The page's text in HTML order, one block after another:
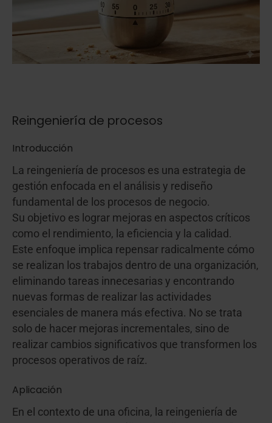
Reingeniería de procesos
Introducción
La reingeniería de procesos es una estrategia de
gestión enfocada en el análisis y rediseño
fundamental de los procesos de negocio.
Su objetivo es lograr mejoras en aspectos críticos
como el rendimiento, la eficiencia y la calidad.
Este enfoque implica repensar radicalmente cómo
se realizan los trabajos dentro de una organización,
eliminando tareas innecesarias y encontrando
nuevas formas de realizar las actividades
esenciales de manera más efectiva. No se trata
solo de hacer mejoras incrementales, sino de
realizar cambios significativos que transformen los
procesos operativos de raíz.
Aplicación
En el contexto de una oficina, la reingeniería de